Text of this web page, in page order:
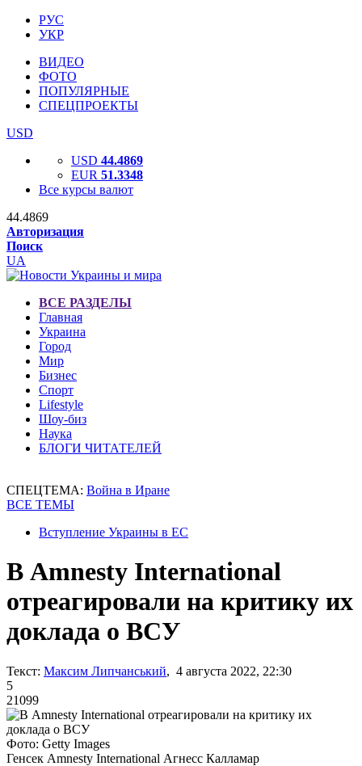
РУС
УКР
ВИДЕО
ФОТО
ПОПУЛЯРНЫЕ
СПЕЦПРОЕКТЫ
USD
USD 44.4869
EUR 51.3348
Все курсы валют
44.4869
Авторизация
Поиск
UA
ВСЕ РАЗДЕЛЫ
Главная
Украина
Город
Мир
Бизнес
Спорт
Lifestyle
Шоу-биз
Наука
БЛОГИ ЧИТАТЕЛЕЙ
СПЕЦТЕМА: Война в Иране
ВСЕ ТЕМЫ
Вступление Украины в ЕС
В Amnesty International
отреагировали на критику их
доклада о ВСУ
Текст: Максим Липчанський, 4 августа 2022, 22:30
5
21099
Фото: Getty Images
Генсек Amnesty International Агнесс Калламар